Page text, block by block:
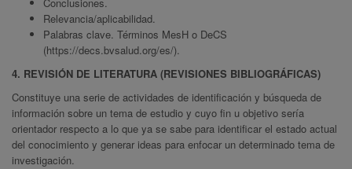
Relevancia/aplicabilidad.
Palabras clave. Términos MesH o DeCS
(https://decs.bvsalud.org/es/).
4. REVISIÓN DE LITERATURA (REVISIONES BIBLIOGRÁFICAS)
Constituye una serie de actividades de identificación y búsqueda de
información sobre un tema de estudio y cuyo fin u objetivo sería
orientador respecto a lo que ya se sabe para identificar el estado actual
del conocimiento y generar ideas para enfocar un determinado tema de
investigación.